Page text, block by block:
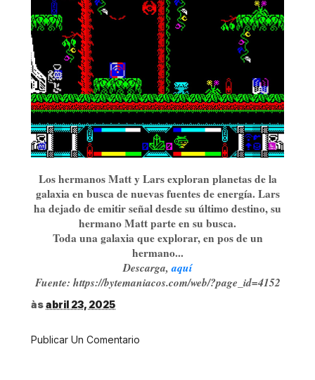
Los hermanos Matt y Lars exploran planetas de la
galaxia en busca de nuevas fuentes de energía. Lars
ha dejado de emitir señal desde su último destino, su
hermano Matt parte en su busca.
Toda una galaxia que explorar, en pos de un
hermano...
Descarga,aquí
Fuente: https://bytemaniacos.com/web/?page_id=4152
àsabril 23, 2025
Publicar Un Comentario